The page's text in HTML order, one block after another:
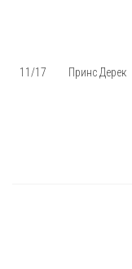
11/17 Принс Дерек